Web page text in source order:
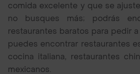
comida excelente y que se
no busques más; podrás
restaurantes baratos para pedir
puedes encontrar restaurantes
cocina italiana, restaurantes
mexicanos.